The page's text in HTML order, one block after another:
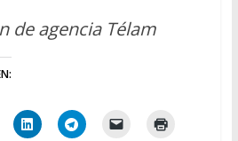
de agencia Télam